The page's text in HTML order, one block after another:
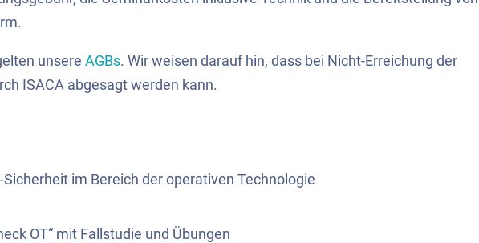
unsere AGBs. Wir weisen darauf hin, dass bei Nicht-Erreichung der
ISACA abgesagt werden kann.
Sicherheit im Bereich der operativen Technologie
OT“ mit Fallstudie und Übungen